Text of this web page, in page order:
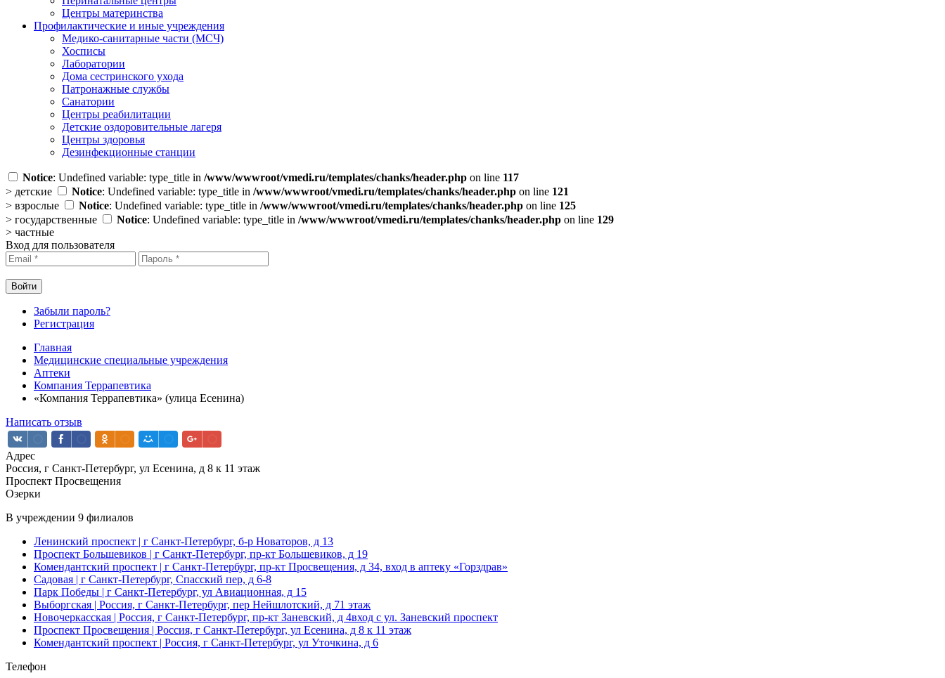
Центры материнства
Профилактические и иные учреждения
Медико-санитарные части (МСЧ)
Хосписы
Лаборатории
Дома сестринского ухода
Патронажные службы
Санатории
Центры реабилитации
Детские оздоровительные лагеря
Центры здоровья
Дезинфекционные станции
Notice: Undefined variable: type_title in /www/wwwroot/vmedi.ru/templates/chanks/header.php on line 117
> детские Notice: Undefined variable: type_title in /www/wwwroot/vmedi.ru/templates/chanks/header.php on line 121
> взрослые Notice: Undefined variable: type_title in /www/wwwroot/vmedi.ru/templates/chanks/header.php on line 125
> государственные Notice: Undefined variable: type_title in /www/wwwroot/vmedi.ru/templates/chanks/header.php on line 129
> частные
Вход для пользователя
Забыли пароль?
Регистрация
Главная
Медицинские специальные учреждения
Аптеки
Компания Террапевтика
«Компания Террапевтика» (улица Есенина)
Написать отзыв
Адрес
Россия, г Санкт-Петербург, ул Есенина, д 8 к 11 этаж
Проспект Просвещения
Озерки
В учреждении 9 филиалов
Ленинский проспект | г Санкт-Петербург, б-р Новаторов, д 13
Проспект Большевиков | г Санкт-Петербург, пр-кт Большевиков, д 19
Комендантский проспект | г Санкт-Петербург, пр-кт Просвещения, д 34, вход в аптеку «Горздрав»
Садовая | г Санкт-Петербург, Спасский пер, д 6-8
Парк Победы | г Санкт-Петербург, ул Авиационная, д 15
Выборгская | Россия, г Санкт-Петербург, пер Нейшлотский, д 71 этаж
Новочеркасская | Россия, г Санкт-Петербург, пр-кт Заневский, д 4вход с ул. Заневский проспект
Проспект Просвещения | Россия, г Санкт-Петербург, ул Есенина, д 8 к 11 этаж
Комендантский проспект | Россия, г Санкт-Петербург, ул Уточкина, д 6
Телефон